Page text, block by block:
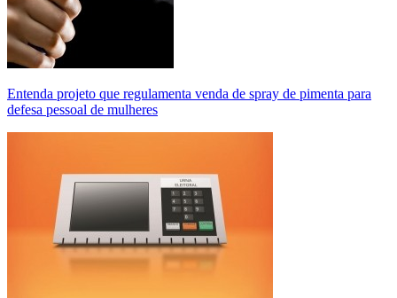
Entenda projeto que regulamenta venda de spray de pimenta para
defesa pessoal de mulheres